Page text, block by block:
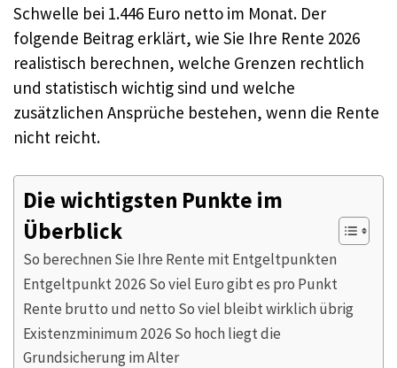
Schwelle bei 1.446 Euro netto im Monat. Der
folgende Beitrag erklärt, wie Sie Ihre Rente 2026
realistisch berechnen, welche Grenzen rechtlich
und statistisch wichtig sind und welche
zusätzlichen Ansprüche bestehen, wenn die Rente
nicht reicht.
Die wichtigsten Punkte im
Überblick
So berechnen Sie Ihre Rente mit Entgeltpunkten
Entgeltpunkt 2026 So viel Euro gibt es pro Punkt
Rente brutto und netto So viel bleibt wirklich übrig
Existenzminimum 2026 So hoch liegt die
Grundsicherung im Alter